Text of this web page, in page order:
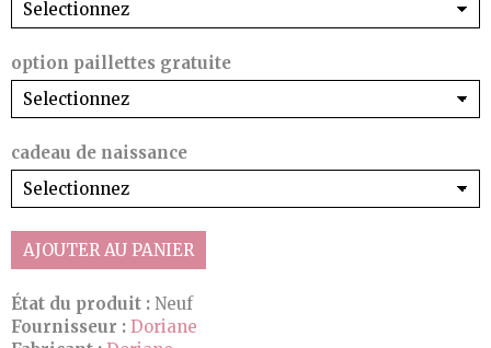
option paillettes gratuite
cadeau de naissance
AJOUTER AU PANIER
État du produit : Neuf
Fournisseur : Doriane